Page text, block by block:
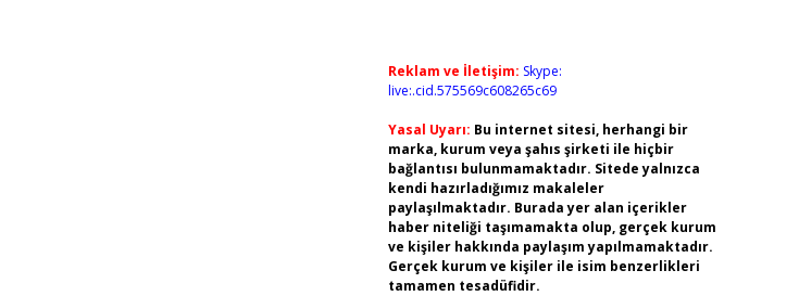
Reklam ve İletişim: Skype:
live:.cid.575569c608265c69
Yasal Uyarı: Bu internet sitesi, herhangi bir
marka, kurum veya şahıs şirketi ile hiçbir
bağlantısı bulunmamaktadır. Sitede yalnızca
kendi hazırladığımız makaleler
paylaşılmaktadır. Burada yer alan içerikler
haber niteliği taşımamakta olup, gerçek kurum
ve kişiler hakkında paylaşım yapılmamaktadır.
Gerçek kurum ve kişiler ile isim benzerlikleri
tamamen tesadüfidir.